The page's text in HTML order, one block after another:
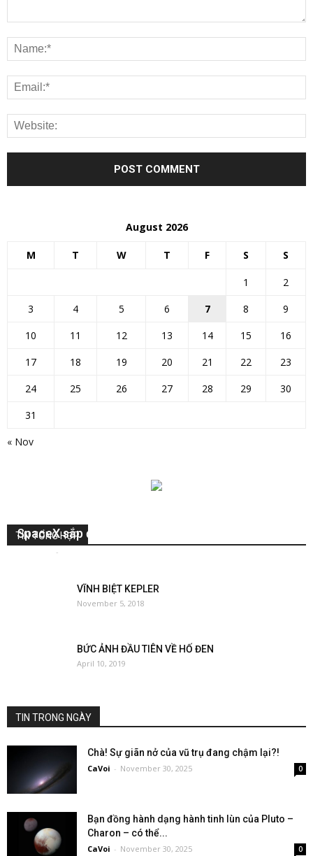
August 2026
M T W T F S S
« Nov
1
2
3
4 5 6 7 8
9
10
11 12 13 14 15
16
17
18 19 20 21 22
23
24
25 26 27 28 29
30
31
TIN TỔNG HỢP
SpaceX sắp đưa cây cần sa lên vũ trụ
-
VĨNH BIỆT KEPLER
November 5, 2018
BỨC ẢNH ĐẦU TIÊN VỀ HỐ ĐEN
April 10, 2019
TIN TRONG NGÀY
Chà! Sự giãn nở của vũ trụ đang chậm lại?!
CaVoi - November 30, 2025 0
Bạn đồng hành dạng hành tinh lùn của Pluto –
Charon – có thể...
CaVoi - November 30, 2025 0